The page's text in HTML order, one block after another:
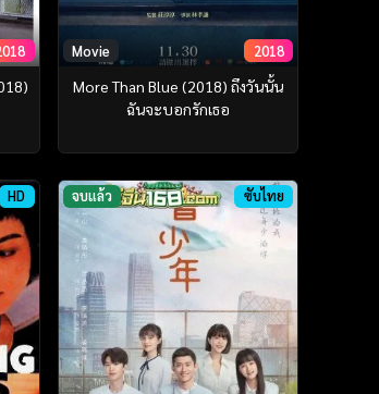
Movie 2018
More Than Blue (2018) ถึงวันนั้น
ฉันจะบอกรักเธอ
HD จบแล้ว ซับไทย